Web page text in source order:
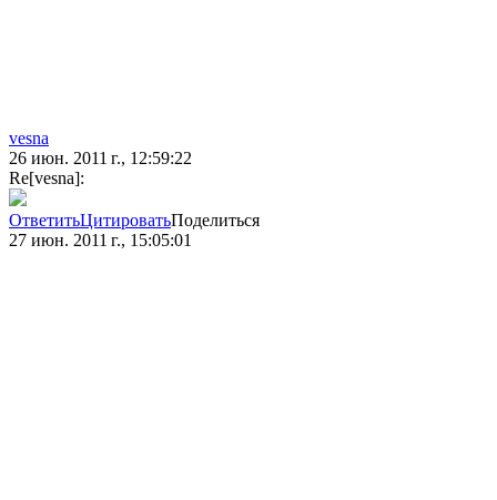
vesna
26 июн. 2011 г., 12:59:22
Re[vesna]:
ОтветитьЦитироватьПоделиться
27 июн. 2011 г., 15:05:01